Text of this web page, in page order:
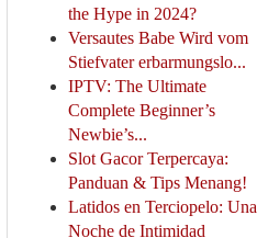
the Hype in 2024?
Versautes Babe Wird vom
Stiefvater erbarmungslo...
IPTV: The Ultimate
Complete Beginner’s
Newbie’s...
Slot Gacor Terpercaya:
Panduan & Tips Menang!
Latidos en Terciopelo: Una
Noche de Intimidad